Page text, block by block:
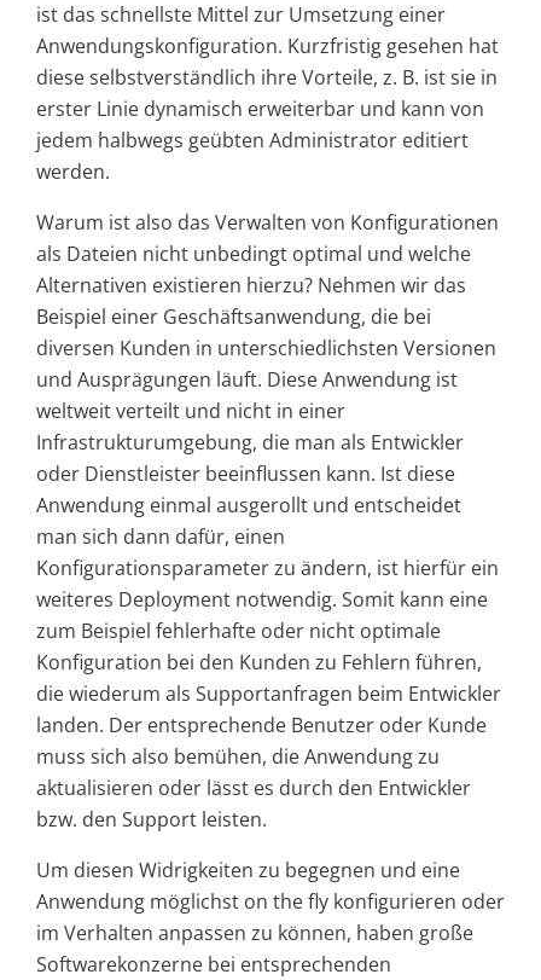
ist das schnellste Mittel zur Umsetzung einer
Anwendungskonfiguration. Kurzfristig gesehen hat
diese selbstverständlich ihre Vorteile, z. B. ist sie in
erster Linie dynamisch erweiterbar und kann von
jedem halbwegs geübten Administrator editiert
werden.
Warum ist also das Verwalten von Konfigurationen
als Dateien nicht unbedingt optimal und welche
Alternativen existieren hierzu? Nehmen wir das
Beispiel einer Geschäftsanwendung, die bei
diversen Kunden in unterschiedlichsten Versionen
und Ausprägungen läuft. Diese Anwendung ist
weltweit verteilt und nicht in einer
Infrastrukturumgebung, die man als Entwickler
oder Dienstleister beeinflussen kann. Ist diese
Anwendung einmal ausgerollt und entscheidet
man sich dann dafür, einen
Konfigurationsparameter zu ändern, ist hierfür ein
weiteres Deployment notwendig. Somit kann eine
zum Beispiel fehlerhafte oder nicht optimale
Konfiguration bei den Kunden zu Fehlern führen,
die wiederum als Supportanfragen beim Entwickler
landen. Der entsprechende Benutzer oder Kunde
muss sich also bemühen, die Anwendung zu
aktualisieren oder lässt es durch den Entwickler
bzw. den Support leisten.
Um diesen Widrigkeiten zu begegnen und eine
Anwendung möglichst on the fly konfigurieren oder
im Verhalten anpassen zu können, haben große
Softwarekonzerne bei entsprechenden